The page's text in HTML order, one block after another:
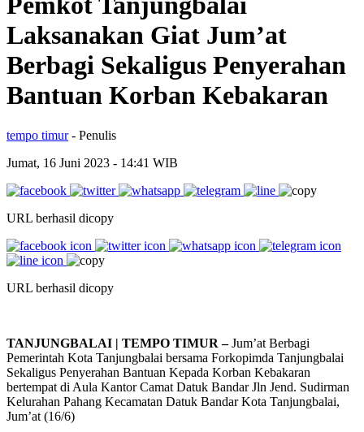
Laksanakan Giat Jum’at
Berbagi Sekaligus Penyerahan
Bantuan Korban Kebakaran
tempo timur - Penulis
Jumat, 16 Juni 2023 - 14:41 WIB
URL berhasil dicopy
URL berhasil dicopy
TANJUNGBALAI | TEMPO TIMUR –Jum’at Berbagi
Pemerintah Kota Tanjungbalai bersama Forkopimda Tanjungbalai
Sekaligus Penyerahan Bantuan Kepada Korban Kebakaran
bertempat di Aula Kantor Camat Datuk Bandar Jln Jend. Sudirman
Kelurahan Pahang Kecamatan Datuk Bandar Kota Tanjungbalai,
Jum’at (16/6)